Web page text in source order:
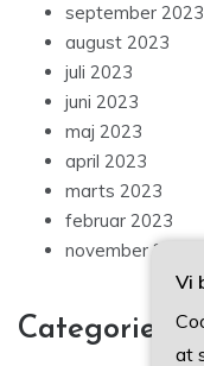
september 2023
august 2023
juli 2023
juni 2023
maj 2023
april 2023
marts 2023
februar 2023
november 2022
Categories
Vi
at